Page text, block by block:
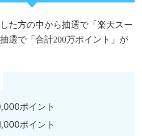
た方の中から抽選で「楽天スー
選で「合計200万ポイント」が
ポイント
ポイント